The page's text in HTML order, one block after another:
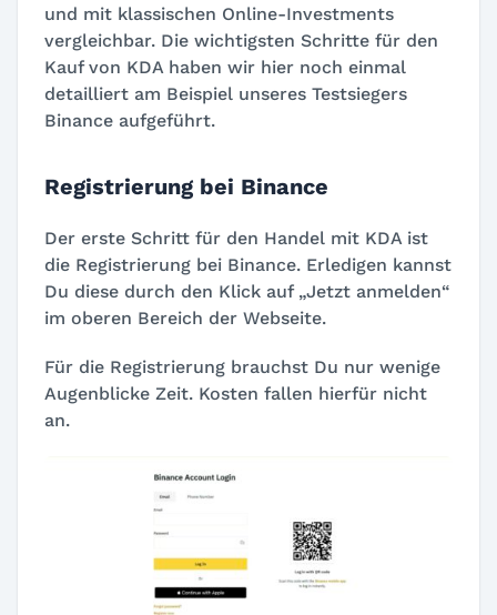
und mit klassischen Online-Investments
vergleichbar. Die wichtigsten Schritte für den
Kauf von KDA haben wir hier noch einmal
detailliert am Beispiel unseres Testsiegers
Binance aufgeführt.
Registrierung bei Binance
Der erste Schritt für den Handel mit KDA ist
die Registrierung bei Binance. Erledigen kannst
Du diese durch den Klick auf „Jetzt anmelden“
im oberen Bereich der Webseite.
Für die Registrierung brauchst Du nur wenige
Augenblicke Zeit. Kosten fallen hierfür nicht
an.